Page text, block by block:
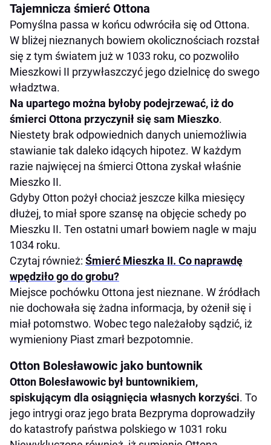
Tajemnicza śmierć Ottona
Pomyślna passa w końcu odwróciła się od Ottona.
W bliżej nieznanych bowiem okolicznościach rozstał
się z tym światem już w 1033 roku, co pozwoliło
Mieszkowi II przywłaszczyć jego dzielnicę do swego
władztwa.
Na upartego można byłoby podejrzewać, iż do
śmierci Ottona przyczynił się sam Mieszko.
Niestety brak odpowiednich danych uniemożliwia
stawianie tak daleko idących hipotez. W każdym
razie najwięcej na śmierci Ottona zyskał właśnie
Mieszko II.
Gdyby Otton pożył chociaż jeszcze kilka miesięcy
dłużej, to miał spore szansę na objęcie schedy po
Mieszku II. Ten ostatni umarł bowiem nagle w maju
1034 roku.
Czytaj również: Śmierć Mieszka II. Co naprawdę
wpędziło go do grobu?
Miejsce pochówku Ottona jest nieznane. W źródłach
nie dochowała się żadna informacja, by ożenił się i
miał potomstwo. Wobec tego należałoby sądzić, iż
wymieniony Piast zmarł bezpotomnie.
Otton Bolesławowic jako buntownik
Otton Bolesławowic był buntownikiem,
spiskującym dla osiągnięcia własnych korzyści. To
jego intrygi oraz jego brata Bezpryma doprowadziły
do katastrofy państwa polskiego w 1031 roku